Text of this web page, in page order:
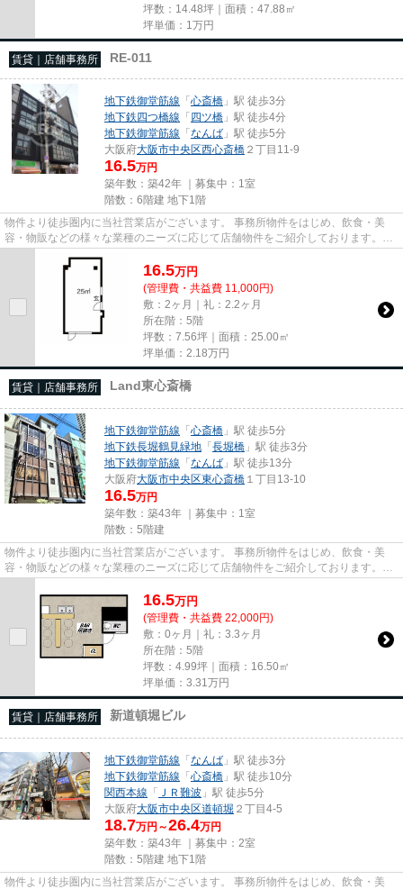
坪数：14.48坪｜面積：47.88㎡
坪単価： 1 万円
賃貸｜店舗事務所 RE-011
地下鉄御堂筋線 「心斎橋 」駅 徒歩3分
地下鉄四つ橋線 「四ツ橋 」駅 徒歩4分
地下鉄御堂筋線 「なんば 」駅 徒歩5分
大阪府大阪市中央区西心斎橋 ２丁目11-9
16.5万円
築年数：築42年 ｜募集中： 1室
階数：6階建 地下1階
物件より徒歩圏内に当社営業店がございます。 事務所物件をはじめ、飲食・美
容・物販などの様々な業種のニーズに応じて店舗物件をご紹介しております。
尚、弊社ではおとり広告は一切...
16.5万円
(管理費・共益費 11,000円)
敷：2ヶ月｜礼：2.2ヶ月
所在階：5階
坪数：7.56坪｜面積：25.00㎡
坪単価： 2.18万円
賃貸｜店舗事務所 Land東心斎橋
地下鉄御堂筋線 「心斎橋 」駅 徒歩5分
地下鉄長堀鶴見緑地 「長堀橋 」駅 徒歩3分
地下鉄御堂筋線 「なんば 」駅 徒歩13分
大阪府大阪市中央区東心斎橋 １丁目13-10
16.5万円
築年数：築43年 ｜募集中： 1室
階数：5階建
物件より徒歩圏内に当社営業店がございます。 事務所物件をはじめ、飲食・美
容・物販などの様々な業種のニーズに応じて店舗物件をご紹介しております。
尚、弊社ではおとり広告は一切...
16.5万円
(管理費・共益費 22,000円)
敷：0ヶ月｜礼：3.3ヶ月
所在階：5階
坪数：4.99坪｜面積：16.50㎡
坪単価： 3.31 万円
賃貸｜店舗事務所 新道頓堀ビル
地下鉄御堂筋線 「なんば 」駅 徒歩3分
地下鉄御堂筋線 「心斎橋 」駅 徒歩10分
関西本線 「 ＪＲ難波 」駅 徒歩5分
大阪府大阪市中央区道頓堀 ２丁目4-5
18.7万円～26.4万円
築年数：築43年 ｜募集中： 2室
階数：5階建 地下1階
物件より徒歩圏内に当社営業店がございます。 事務所物件をはじめ、飲食・美